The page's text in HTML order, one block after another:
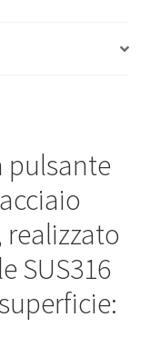
pulsante
realizzato
SUS316